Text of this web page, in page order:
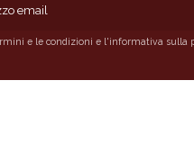
e le condizioni e l'informativa sulla